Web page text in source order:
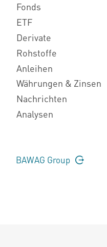
Fonds
ETF
Derivate
Rohstoffe
Anleihen
Währungen & Zinsen
Nachrichten
Analysen
BAWAG Group